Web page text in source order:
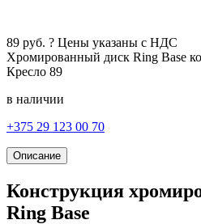
89 руб. ? Цены указаны с НДС
Хромированный диск Ring Base
Кресло 89
в наличии
+375 29 123 00 70
Описание
Конструкция
Ring Base